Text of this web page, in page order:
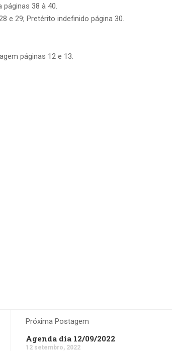
38 à 40.
e 29; Pretérito indefinido página 30.
páginas 12 e 13.
Próxima Postagem
Agenda dia 12/09/2022
12 setembro, 2022